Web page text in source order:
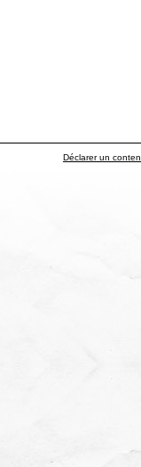
Déclarer un